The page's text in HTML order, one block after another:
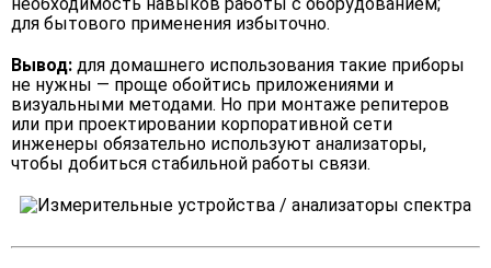
для бытового применения избыточно.
Вывод: для домашнего использования такие приборы
не нужны — проще обойтись приложениями и
визуальными методами. Но при монтаже репитеров
или при проектировании корпоративной сети
инженеры обязательно используют анализаторы,
чтобы добиться стабильной работы связи.